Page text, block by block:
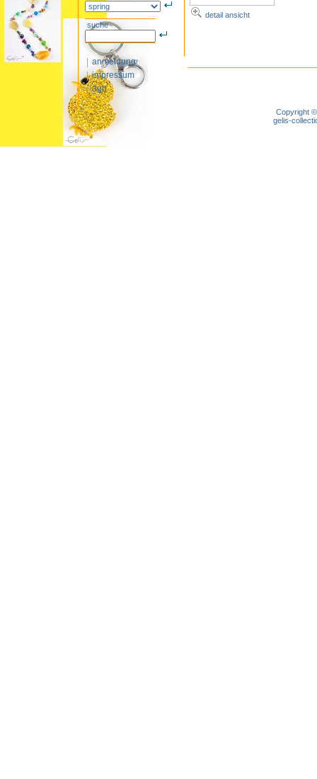
suche
anmeldung
impressum
agb
detail ansicht
Copyright
gelis-